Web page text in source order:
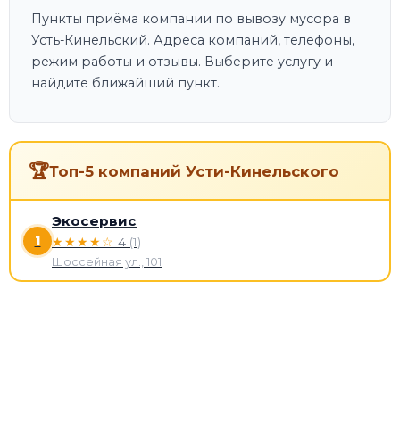
Пункты приёма компании по вывозу мусора в
Усть-Кинельский. Адреса компаний, телефоны,
режим работы и отзывы. Выберите услугу и
найдите ближайший пункт.
🏆Топ-5 компаний Усти-Кинельского
1
Экосервис
★★★★☆ 4 (1)
Шоссейная ул., 101